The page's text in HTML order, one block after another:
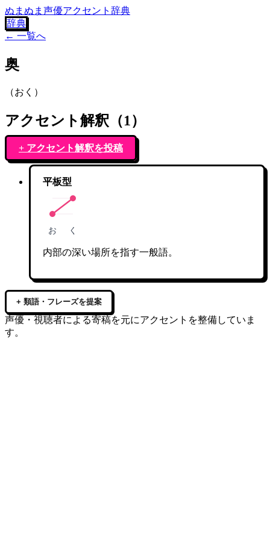
ぬまぬま声優アクセント辞典
辞典
← 一覧へ
奥
（おく ）
アクセント解釈（1）
+ アクセント解釈を投稿
平板型
お く
内部の深い場所を指す一般語。
+ 類語・フレーズを提案
声優・視聴者による寄稿を元にアクセントを整備していま
す。